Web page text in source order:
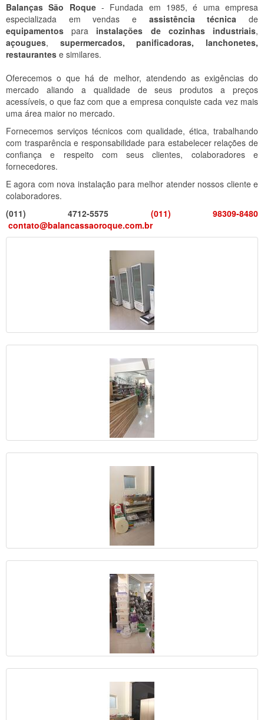
Balanças São Roque- Fundada em 1985, é uma empresa
especializada em vendas e assistência técnica de
equipamentos para instalações de cozinhas industriais,
açougues, supermercados, panificadoras, lanchonetes,
restaurantes e similares.
Oferecemos o que há de melhor, atendendo as exigências do
mercado aliando a qualidade de seus produtos a preços
acessíveis, o que faz com que a empresa conquiste cada vez mais
uma área maior no mercado.
Fornecemos serviços técnicos com qualidade, ética, trabalhando
com trasparência e responsabilidade para estabelecer relações de
confiança e respeito com seus clientes, colaboradores e
fornecedores.
E agora com nova instalação para melhor atender nossos cliente e
colaboradores.
(011) 4712-5575
(011) 98309-8480
contato@balancassaoroque.com.br